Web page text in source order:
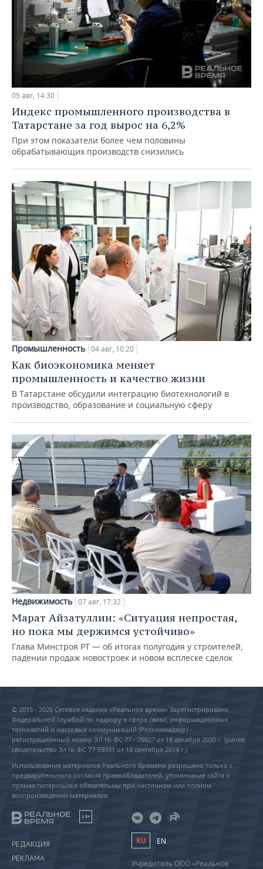
05 авг, 14:30
Индекс промышленного производства в
Татарстане за год вырос на 6,2%
При этом показатели более чем половины
обрабатывающих производств снизились
Промышленность 04 авг, 10:20
Как биоэкономика меняет
промышленность и качество жизни
В Татарстане обсудили интеграцию биотехнологий в
производство, образование и социальную сферу
Недвижимость 07 авг, 17:32
Марат Айзатуллин: «Ситуация непростая,
но пока мы держимся устойчиво»
Глава Минстроя РТ — об итогах полугодия у строителей,
падении продаж новостроек и новом всплеске сделок
© 2015 - 2026 Сетевое издание «Реальное время» Зарегистрировано
Федеральной службой по надзору в сфере связи, информационных
технологий и массовых коммуникаций (Роскомнадзор) –
регистрационный номер ЭЛ № ФС 77 - 79627 от 18 декабря 2020 г. (ранее
свидетельство Эл № ФС 77-59331 от 18 сентября 2014 г.)
Использование материалов Реального Времени разрешено только с
предварительного согласия правообладателей, упоминание сайта и
прямая гиперссылка обязательны при частичном или полном
воспроизведении материалов.
18+
РЕДАКЦИЯ
РЕКЛАМА
RU EN
Учредитель ООО «Реальное